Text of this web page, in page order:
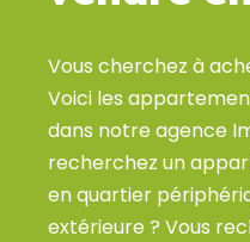
Nos
Nos
Vous cherchez à
Voici les
dans notre agence
recherchez un
en quartier
extérieure ? Vous